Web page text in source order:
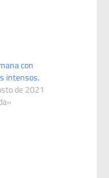
con
intensos.
de 2021